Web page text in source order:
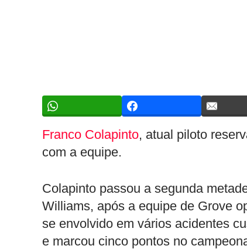
Franco Colapinto, atual piloto
com a equipe.
Colapinto passou a segunda
Williams, após a equipe de Grove
se envolvido em vários acidentes
e marcou cinco pontos no